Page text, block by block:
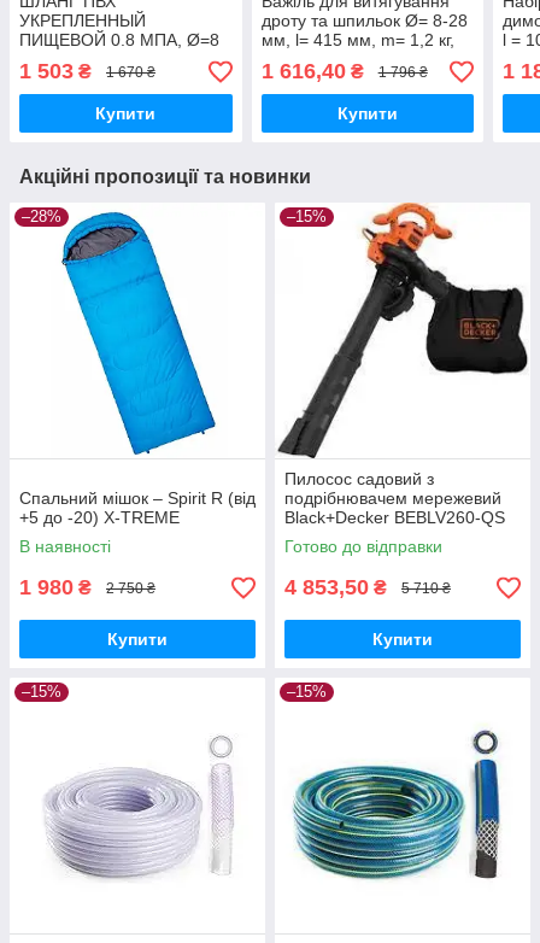
УКРЕПЛЕННЫЙ
ПИЩЕВОЙ 0.8 МПА, Ø=8
ММ, T=1.6 ММ, L=50 М
1 503 ₴ 1 670 ₴
Купити
дроту та шпильок Ø= 8-28
мм, l= 415 мм, m= 1,2 кг,
VOREL 35007
1 616,40₴ 1 796 ₴
Купити
l =
1
Акційні пропозиції та новинки
–28%
Спальний мішок – Spirit R (від
+5 до -20) X-TREME
В наявності
1 980 ₴ 2 750 ₴
Купити
–15%
Пилосос садовий з
подрібнювачем мережевий
Black+Decker BEBLV260-QS
Готово до відправки
4 853,50 ₴ 5 710 ₴
Купити
–15% –15%